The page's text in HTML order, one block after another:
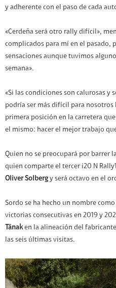
y adherente con el paso de cada
«Cerdeña será otro rally difícil»,
complicados para mí en el pasado,
sensaciones aunque tuvimos
semana».
«Si las condiciones son calurosas y
podría ser más difícil para
primera posición en la carretera
el mismo: hacer el mejor trabajo
Quien no se preocupará por barrer
quien comparte el tercer i20 N
Oliver Solbergy será octavo en el
Sordo se ha hecho un nombre
victorias consecutivas en 2019 y
Tänaken la alineación del
las seis últimas visitas.